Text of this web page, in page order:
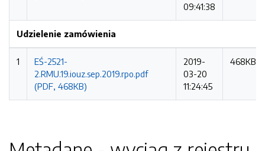
09:41:38
Udzielenie zamówienia
1
EŚ-2521-
2.RMU.19.iouz.sep.2019.rpo.pdf
(PDF, 468KB)
2019-
03-20
11:24:45
468KB